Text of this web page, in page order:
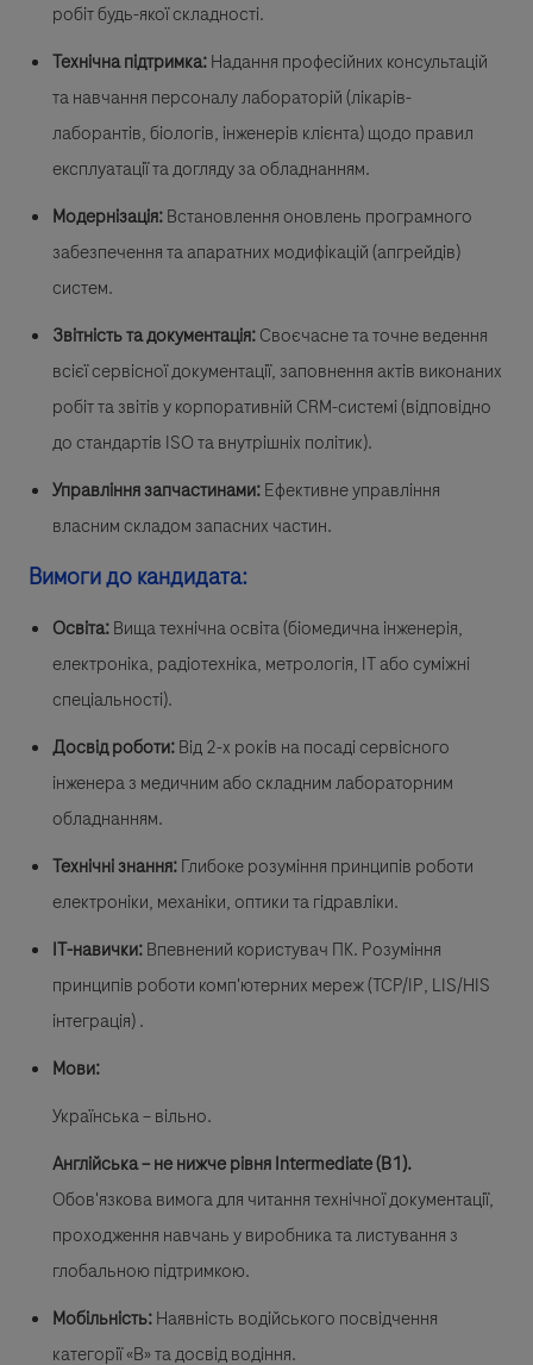
робіт будь-якої складності.
Технічна підтримка:Надання професійних консультацій
та навчання персоналу лабораторій (лікарів-
лаборантів, біологів, інженерів клієнта) щодо правил
експлуатації та догляду за обладнанням.
Модернізація:Встановлення оновлень програмного
забезпечення та апаратних модифікацій (апгрейдів)
систем.
Звітність та документація:Своєчасне та точне ведення
всієї сервісної документації, заповнення актів виконаних
робіт та звітів у корпоративній CRM-системі (відповідно
до стандартів ISO та внутрішніх політик).
Управління запчастинами:Ефективне управління
власним складом запасних частин.
Вимоги до кандидата:
Освіта:Вища технічна освіта (біомедична інженерія,
електроніка, радіотехніка, метрологія, ІТ або суміжні
спеціальності).
Досвід роботи:Від 2-х років на посаді сервісного
інженера з медичним або складним лабораторним
обладнанням.
Технічні знання:Глибоке розуміння принципів роботи
електроніки, механіки, оптики та гідравліки.
ІТ-навички:Впевнений користувач ПК. Розуміння
принципів роботи комп'ютерних мереж (TCP/IP, LIS/HIS
інтеграція) .
Мови:
Українська – вільно.
Англійська – не нижче рівня Intermediate (B1).
Обов'язкова вимога для читання технічної документації,
проходження навчань у виробника та листування з
глобальною підтримкою.
Мобільність:Наявність водійського посвідчення
категорії «В» та досвід водіння.